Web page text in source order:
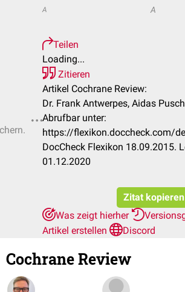
A A
Teilen
Loading...
Zitieren
Artikel Cochrane Review:
Dr. Frank Antwerpes, Aidas Pusch
Abrufbar unter:
https://flexikon.doccheck.com/
DocCheck Flexikon 18.09.2015.
01.12.2020
Zitat kopieren
Was zeigt hierher
Artikel erstellen
Discord
Cochrane Review